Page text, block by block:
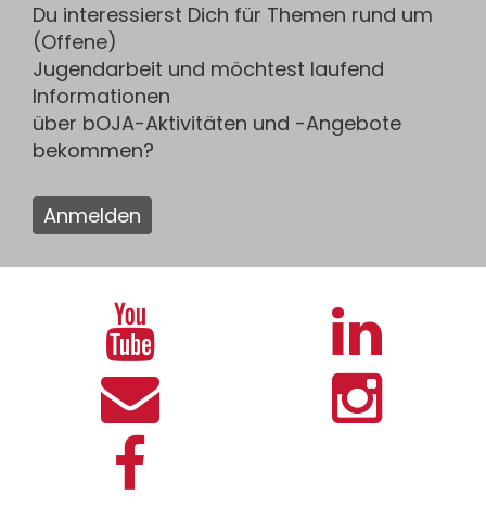
Du interessierst Dich für Themen rund um
(Offene)
Jugendarbeit und möchtest laufend
Informationen
über bOJA-Aktivitäten und -Angebote
bekommen?
Anmelden